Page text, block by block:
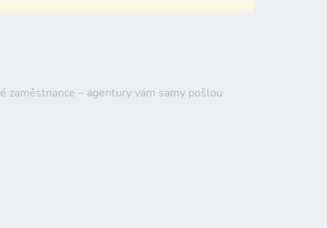
– agentury vám samy pošlou